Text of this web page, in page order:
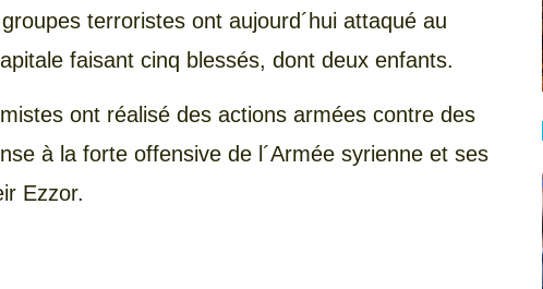
terroristes ont aujourd´hui attaqué au
faisant cinq blessés, dont deux enfants.
ont réalisé des actions armées contre des
à la forte offensive de l´Armée syrienne et ses
Ezzor.